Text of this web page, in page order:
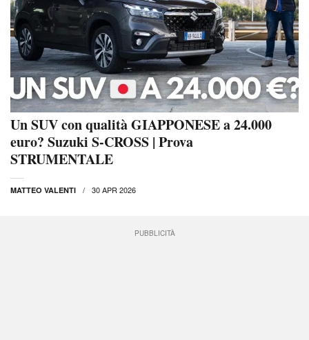
Un SUV con qualità GIAPPONESE a 24.000
euro? Suzuki S-CROSS | Prova
STRUMENTALE
MATTEO VALENTI 30 APR 2026
PUBBLICITÀ